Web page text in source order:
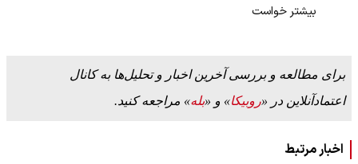
بیشتر خواست
برای مطالعه و بررسی آخرین اخبار و تحلیل‌ها به کانال
اعتمادآنلاین در «روبیکا» و «بله» مراجعه کنید.
اخبار مرتبط